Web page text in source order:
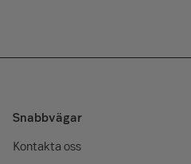
Snabbvägar
Kontakta oss